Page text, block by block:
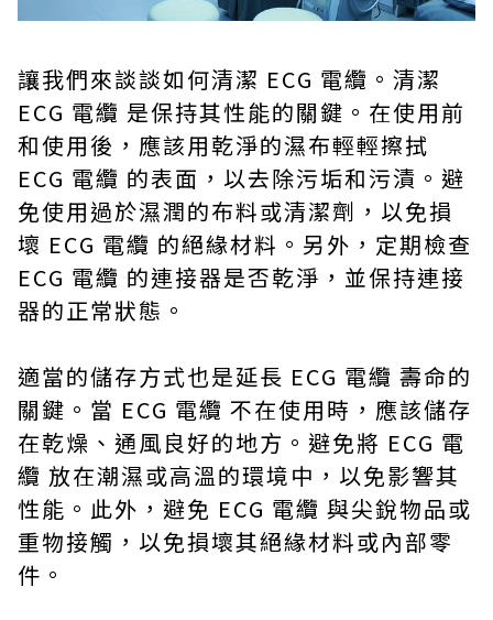
讓我們來談談如何清潔 ECG 電纜。清潔
ECG 電纜 是保持其性能的關鍵。在使用前
和使用後，應該用乾淨的濕布輕輕擦拭
ECG 電纜 的表面，以去除污垢和污漬。避
免使用過於濕潤的布料或清潔劑，以免損
壞 ECG 電纜 的絕緣材料。另外，定期檢查
ECG 電纜 的連接器是否乾淨，並保持連接
器的正常狀態。
適當的儲存方式也是延長 ECG 電纜 壽命的
關鍵。當 ECG 電纜 不在使用時，應該儲存
在乾燥、通風良好的地方。避免將 ECG 電
纜 放在潮濕或高溫的環境中，以免影響其
性能。此外，避免 ECG 電纜 與尖銳物品或
重物接觸，以免損壞其絕緣材料或內部零
件。